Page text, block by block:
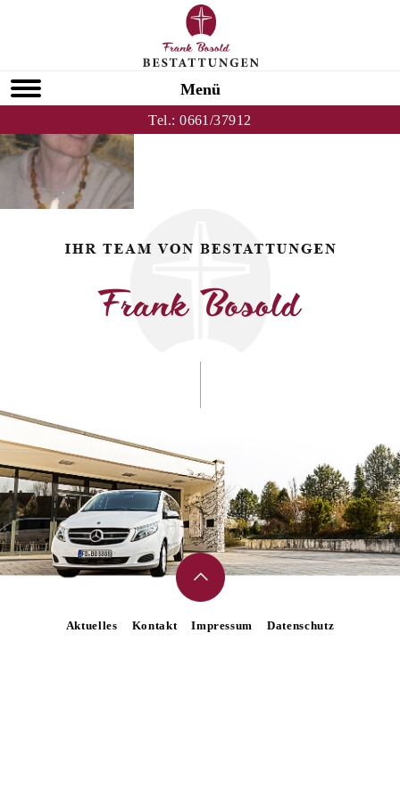
Menü
Tel.:0661/37912
HOMEPAGE
Aktuelles Kontakt Impressum Datenschutz